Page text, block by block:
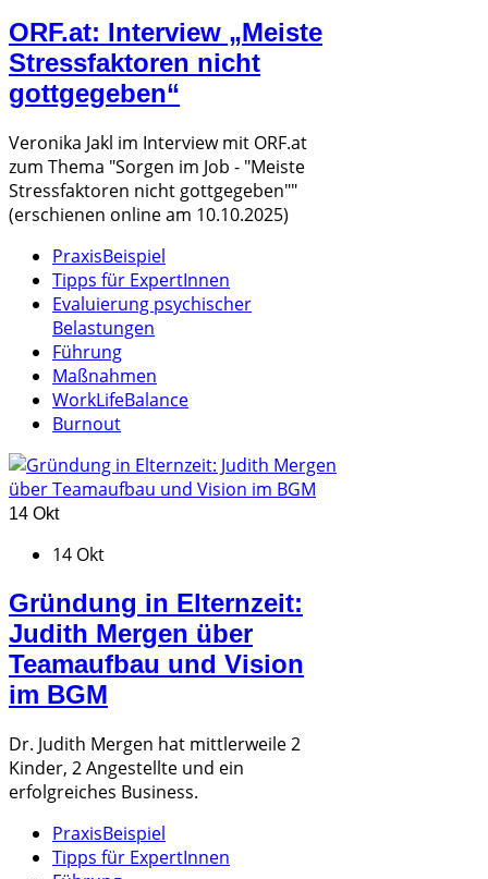
ORF.at: Interview „Meiste
Stressfaktoren nicht
gottgegeben“
Veronika Jakl im Interview mit ORF.at
zum Thema "Sorgen im Job - "Meiste
Stressfaktoren nicht gottgegeben""
(erschienen online am 10.10.2025)
PraxisBeispiel
Tipps für ExpertInnen
Evaluierung psychischer
Belastungen
Führung
Maßnahmen
WorkLifeBalance
Burnout
14 Okt
14 Okt
Gründung in Elternzeit:
Judith Mergen über
Teamaufbau und Vision
im BGM
Dr. Judith Mergen hat mittlerweile 2
Kinder, 2 Angestellte und ein
erfolgreiches Business.
PraxisBeispiel
Tipps für ExpertInnen